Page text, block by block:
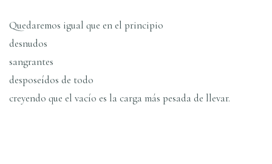
Quedaremos igual que en el principio
desnudos
sangrantes
desposeí­dos de todo
creyendo que el vací­o es la carga más pesada de llevar.